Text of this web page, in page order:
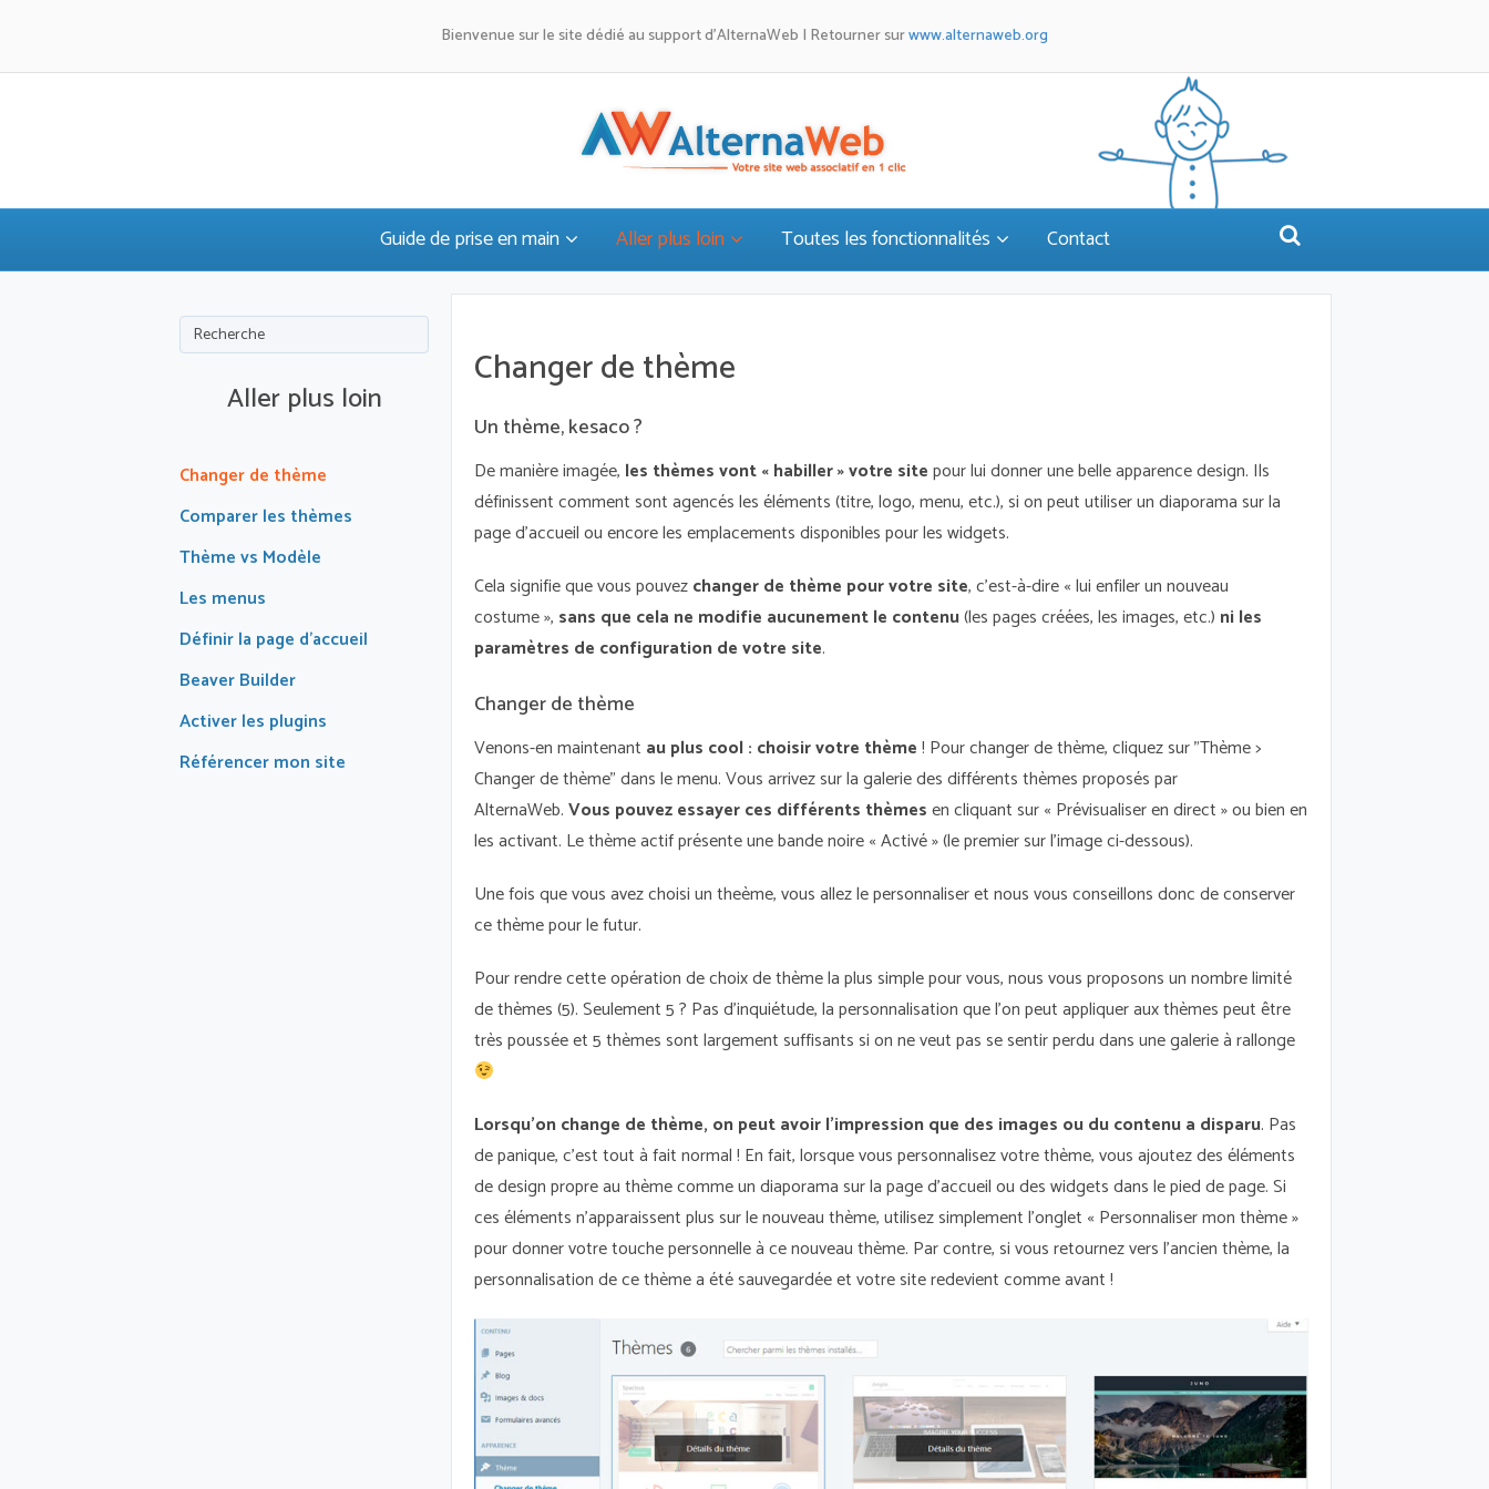
Bienvenue sur le site dédié au support d'AlternaWeb | Retourner surwww.alternaweb.org
Guide de prise en main Aller plus loin Toutes les fonctionnalités Contact
Aller plus loin
Changer de thème
Comparer les thèmes
Thème vs Modèle
Les menus
Définir la page d’accueil
Beaver Builder
Activer les plugins
Référencer mon site
Changer de thème
Un thème, kesaco ?
De manière imagée, les thèmes vont « habiller » votre sitepour lui donner une belle apparence design. Ils
définissent comment sont agencés les éléments (titre, logo, menu, etc.), si on peut utiliser un diaporama sur la
page d’accueil ou encore les emplacements disponibles pour les widgets.
Cela signifie que vous pouvezchanger de thème pour votre site, c’est-à-dire « lui enfiler un nouveau
costume », sans que cela ne modifie aucunement le contenu(les pages créées, les images, etc.) ni les
paramètres de configuration de votre site.
Changer de thème
Venons-en maintenant au plus cool : choisir votre thème! Pour changer de thème, cliquez sur "Thème >
Changer de thème" dans le menu. Vous arrivez sur la galerie des différents thèmes proposés par
AlternaWeb.Vous pouvez essayer ces différents thèmesen cliquant sur « Prévisualiser en direct » ou bien en
les activant. Le thème actif présente une bande noire « Activé » (le premier sur l’image ci-dessous).
Une fois que vous avez choisi un theème, vous allez le personnaliser et nous vous conseillons donc de conserver
ce thème pour le futur.
Pour rendre cette opération de choix de thème la plus simple pour vous, nous vous proposons un nombre limité
de thèmes (5). Seulement 5 ? Pas d'inquiétude, la personnalisation que l'on peut appliquer aux thèmes peut être
très poussée et 5 thèmes sont largement suffisants si on ne veut pas se sentir perdu dans une galerie à rallonge
Lorsqu'on change de thème, on peut avoir l’impression que des images ou du contenu a disparu. Pas
de panique, c’est tout à fait normal ! En fait, lorsque vous personnalisez votre thème, vous ajoutez des éléments
de design propre au thème comme un diaporama sur la page d’accueil ou des widgets dans le pied de page. Si
ces éléments n’apparaissent plus sur le nouveau thème, utilisez simplement l’onglet « Personnaliser mon thème »
pour donner votre touche personnelle à ce nouveau thème. Par contre, si vous retournez vers l'ancien thème, la
personnalisation de ce thème a été sauvegardée et votre site redevient comme avant !